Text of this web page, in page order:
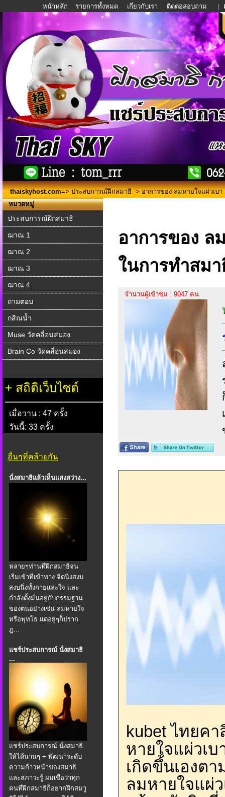
หน้าหลัก รายการทั้งหมด เกี่ยวกับเรา ติดต่อสอบถาม |
thaiskyhost.com=> ประสบการณ์ฝึกสมาธิ -> อาการของ ลมหายใจแผ่วเบ
หมวดหมู่
ประสบการณ์ฝึกสมาธิ
ฌาณ 1
ฌาณ 2
ฌาณ 3
ฌาณ 4
ถามตอบ
กสิณน้ำ
Muse วัดคลื่อนสมอง
Brain Co วัดคลื่อนสมอง
+ สถิติเว็บไซต์
เมื่อวาน : 47 ครั้ง
วันนี้: 33 ครั้ง
อื่นๆที่คล้ายกัน
นั่งสมาธิแล้วเห็นแสงสว่าง...
หลายๆท่านที่ฝึกสมาธิจน
เริ่มเข้าที่เข้าทาง จิตนิ่งสงบ
สงบนิ่งทั้งกายและใจ และ
กำลังตั้งมั่นอยู่กับกรรมฐาน
ของตนอย่างเช่น ลมหายใจ
หรือพุทโธ แต่อยู่ๆก็ปราก
ฎ...
แชร์ประสบการณ์ นั่งสมาธิ
...
แชร์ประสบการณ์ นั่งสมาธิ
ให้ได้นานๆ + พัฒนาระดับ
ความก้าวหน้าของสมาธิ
และสภาวะรู้ ผมเชื่อว่าทุก
คนที่ฝึกสมาธิก็อยากฝึกสมาู
อาการของ ล
ในการทำสมา
จำนวนผู้เข้าชม : 9047 คน
kubet ไทยค
หายใจแผ่วเ
เกิดขึ้นเองต
ลมหายใจแผ่